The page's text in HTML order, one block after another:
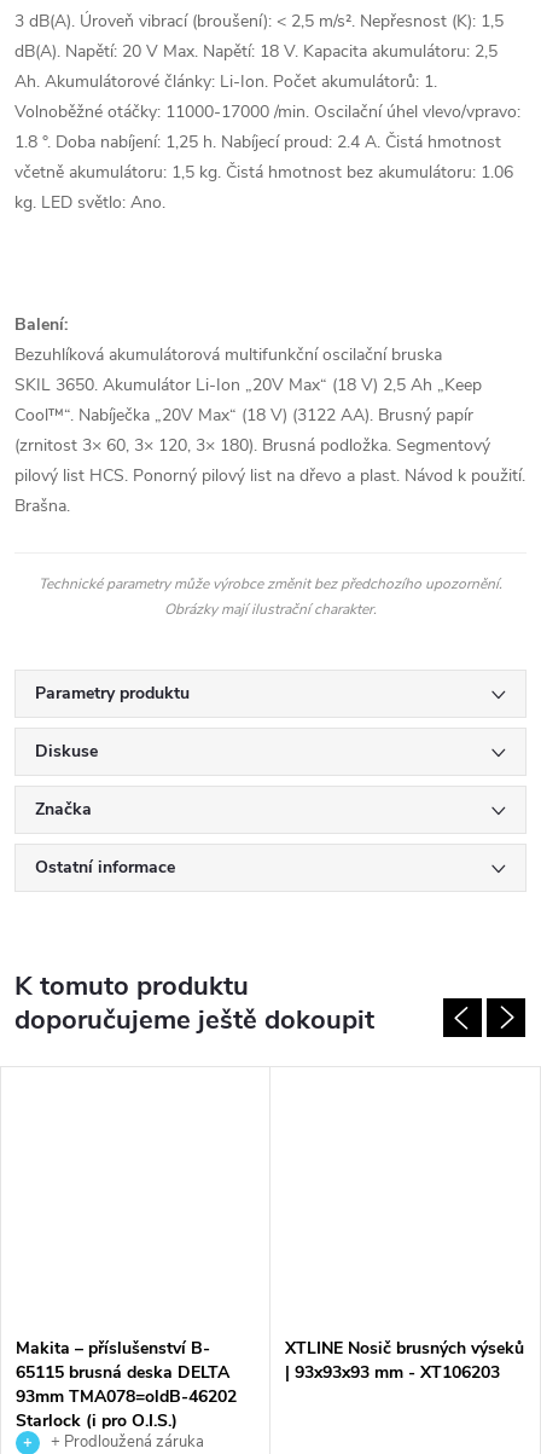
3 dB(A). Úroveň vibrací (broušení): < 2,5 m/s². Nepřesnost (K): 1,5
dB(A). Napětí: 20 V Max. Napětí: 18 V. Kapacita akumulátoru: 2,5
Ah. Akumulátorové články: Li-Ion. Počet akumulátorů: 1.
Volnoběžné otáčky: 11000-17000 /min. Oscilační úhel vlevo/vpravo:
1.8 °. Doba nabíjení: 1,25 h. Nabíjecí proud: 2.4 A. Čistá hmotnost
včetně akumulátoru: 1,5 kg. Čistá hmotnost bez akumulátoru: 1.06
kg. LED světlo: Ano.
Balení:
Bezuhlíková akumulátorová multifunkční oscilační bruska
SKIL 3650. Akumulátor Li-Ion „20V Max“ (18 V) 2,5 Ah „Keep
Cool™“. Nabíječka „20V Max“ (18 V) (3122 AA). Brusný papír
(zrnitost 3× 60, 3× 120, 3× 180). Brusná podložka. Segmentový
pilový list HCS. Ponorný pilový list na dřevo a plast. Návod k použití.
Brašna.
Technické parametry může výrobce změnit bez předchozího upozornění.
Obrázky mají ilustrační charakter.
Parametry produktu
Diskuse
Značka
Ostatní informace
K tomuto produktu
doporučujeme ještě dokoupit
Makita – příslušenství B-
65115 brusná deska DELTA
93mm TMA078=oldB-46202
Starlock (i pro O.I.S.)
+ Prodloužená záruka
XTLINE Nosič brusných výseků
| 93x93x93 mm - XT106203